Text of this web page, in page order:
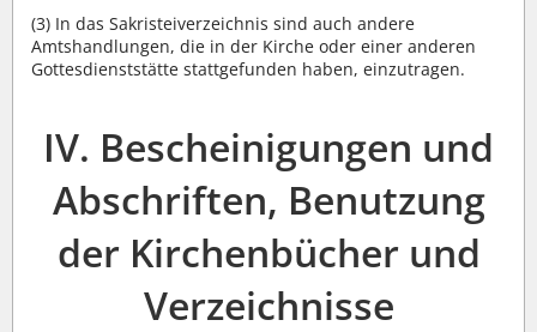
(3) In das Sakristeiverzeichnis sind auch andere
Amtshandlungen, die in der Kirche oder einer anderen
Gottesdienststätte stattgefunden haben, einzutragen.
IV. Bescheinigungen und
Abschriften, Benutzung
der Kirchenbücher und
Verzeichnisse